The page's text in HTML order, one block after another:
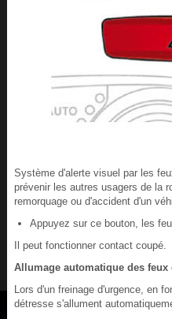
Système d'alerte visuel par les
prévenir les autres usagers de la
remorquage ou d'accident d'un
Appuyez sur ce bouton, les
Il peut fonctionner contact coupé.
Allumage automatique des feux
Lors d'un freinage d'urgence, en
détresse s'allument